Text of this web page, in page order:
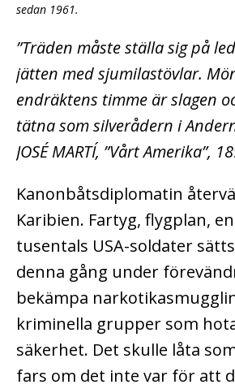
sedan 1961.
”Träden måste ställa sig på
jätten med sjumilastövlar.
endräktens timme är slagen
tätna som silverådern i
JOSÉ MARTÍ, ”Vårt Amerika”,
Kanonbåtsdiplomatin
Karibien. Fartyg, flygplan,
tusentals USA-soldater
denna gång under
bekämpa
kriminella grupper som
säkerhet. Det skulle låta
fars om det inte var för att